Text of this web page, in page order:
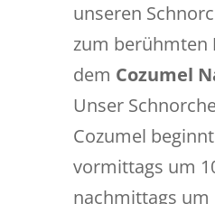
unseren
zum berühmten
dem Cozumel
Unser
Cozumel
vormittags um
nachmittags um